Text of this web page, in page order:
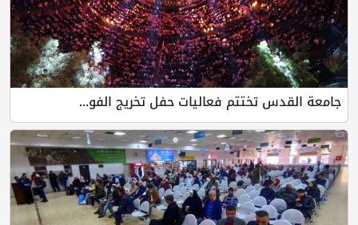
جامعة القدس تختتم فعاليات حفل تخريج الفو...